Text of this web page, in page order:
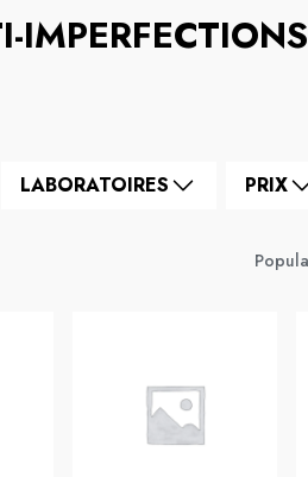
IMPERFECTIONS
LABORATOIRES PRIX